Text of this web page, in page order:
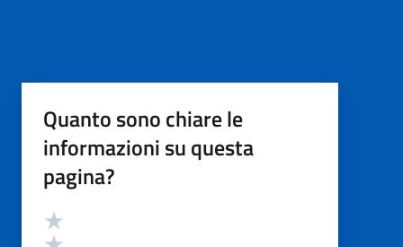
Quanto sono chiare le
informazioni su questa
pagina?
Valutazione